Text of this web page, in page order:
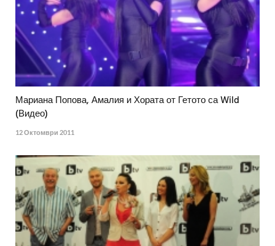
Мариана Попова, Амалия и Хората от Гетото са Wild
(Видео)
12 Октомври 2011